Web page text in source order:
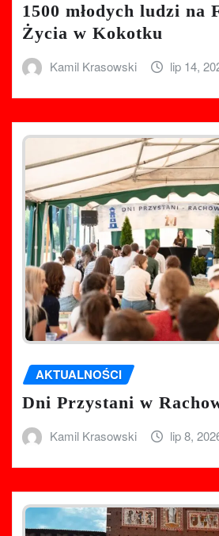
1500 młodych ludzi na
Życia w Kokotku
Kamil Krasowski lip 14,
AKTUALNOŚCI
Dni Przystani w
Kamil Krasowski lip 8,